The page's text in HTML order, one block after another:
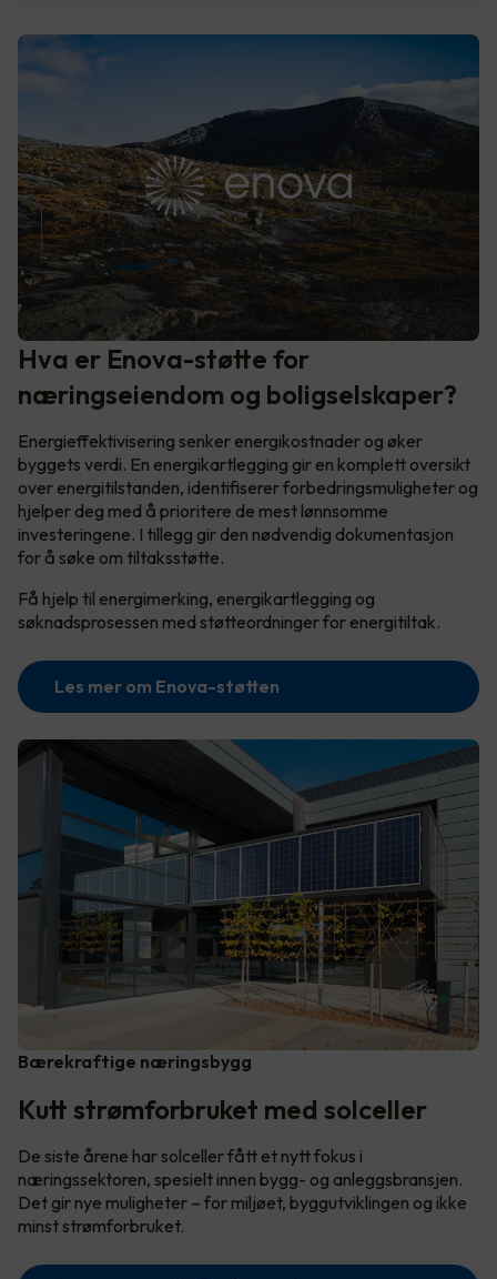
Hva er Enova-støtte for
næringseiendom og boligselskaper?
Energieffektivisering senker energikostnader og øker
byggets verdi. En energikartlegging gir en komplett oversikt
over energitilstanden, identifiserer forbedringsmuligheter og
hjelper deg med å prioritere de mest lønnsomme
investeringene. I tillegg gir den nødvendig dokumentasjon
for å søke om tiltaksstøtte.
Få hjelp til energimerking, energikartlegging og
søknadsprosessen med støtteordninger for energitiltak.
Les mer om Enova-støtten
Bærekraftige næringsbygg
Kutt strømforbruket med solceller
De siste årene har solceller fått et nytt fokus i
næringssektoren, spesielt innen bygg- og anleggsbransjen.
Det gir nye muligheter – for miljøet, byggutviklingen og ikke
minst strømforbruket.